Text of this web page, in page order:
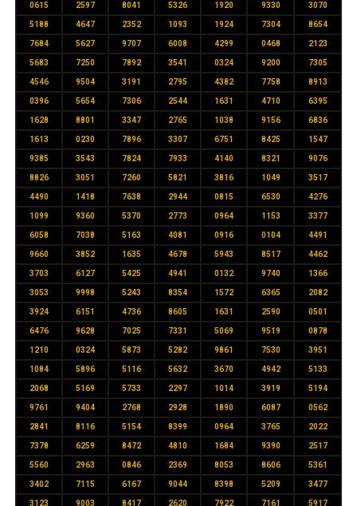
0615 2597 8041 5326 1920 9330 3070
5188 4647 2352 1093 1924 7304 8654
7684 5627 9707 6008 4299 0468 2123
5683 7250 7892 3541 0324 9200 7305
4546 9504 3191 2795 4382 7758 8913
0396 5654 7306 2544 1631 4710 6395
1628 8801 3347 2765 1038 9156 6836
1613 0230 7896 3307 6751 8425 1547
9385 3543 7824 7933 4140 8321 9076
8826 3051 7260 5821 3816 1049 3517
4490 1418 7638 2944 0815 6530 4276
1099 9360 5370 2773 0964 1153 3377
6058 7038 5163 4081 0916 0104 4491
9660 3852 1635 4678 5943 8517 4462
3703 6127 5425 4941 0132 9740 1366
3053 9998 5243 8354 1572 6365 2082
3924 6151 4736 8605 1631 2590 0501
6476 9628 7025 7331 5069 9519 0878
1210 0324 5873 5282 9861 7530 3951
1084 5896 5116 5632 3670 4942 5133
2068 5169 5733 2297 1014 3919 5194
9761 9404 2768 2928 1890 6087 0562
2841 8116 5154 8399 0964 3765 2022
7378 6259 8472 4810 1684 9390 2517
5560 2963 0846 2369 8053 8606 5361
3402 7115 6167 9044 8398 5209 3477
3123 9003 8417 2620 7922 7161 5917